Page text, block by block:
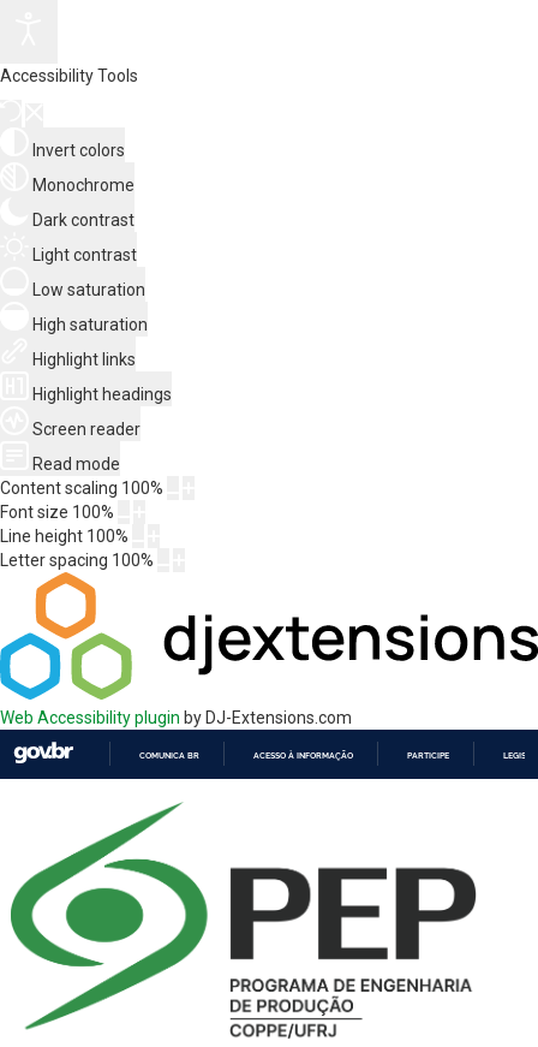
Accessibility Tools
Invert colors
Monochrome
Dark contrast
Light contrast
Low saturation
High saturation
Highlight links
Highlight headings
Screen reader
Read mode
Content scaling 100%
Font size 100%
Line height 100%
Letter spacing 100%
Web Accessibility plugin by DJ-Extensions.com
COMUNICA BR ACESSO À INFORMAÇÃO PARTICIPE